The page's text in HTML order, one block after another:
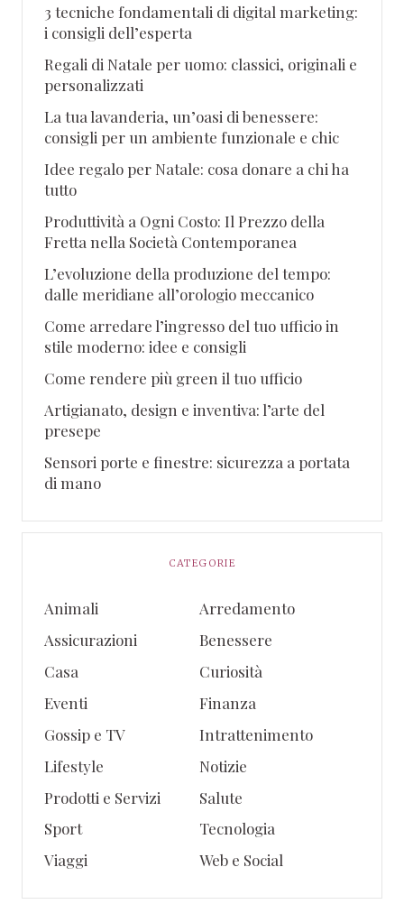
3 tecniche fondamentali di digital marketing:
i consigli dell’esperta
Regali di Natale per uomo: classici, originali e
personalizzati
La tua lavanderia, un’oasi di benessere:
consigli per un ambiente funzionale e chic
Idee regalo per Natale: cosa donare a chi ha
tutto
Produttività a Ogni Costo: Il Prezzo della
Fretta nella Società Contemporanea
L’evoluzione della produzione del tempo:
dalle meridiane all’orologio meccanico
Come arredare l’ingresso del tuo ufficio in
stile moderno: idee e consigli
Come rendere più green il tuo ufficio
Artigianato, design e inventiva: l’arte del
presepe
Sensori porte e finestre: sicurezza a portata
di mano
CATEGORIE
Animali
Arredamento
Assicurazioni
Benessere
Casa
Curiosità
Eventi
Finanza
Gossip e TV
Intrattenimento
Lifestyle
Notizie
Prodotti e Servizi
Salute
Sport
Tecnologia
Viaggi
Web e Social